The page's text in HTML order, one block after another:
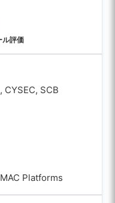
ル評価
CYSEC, SCB
Platforms